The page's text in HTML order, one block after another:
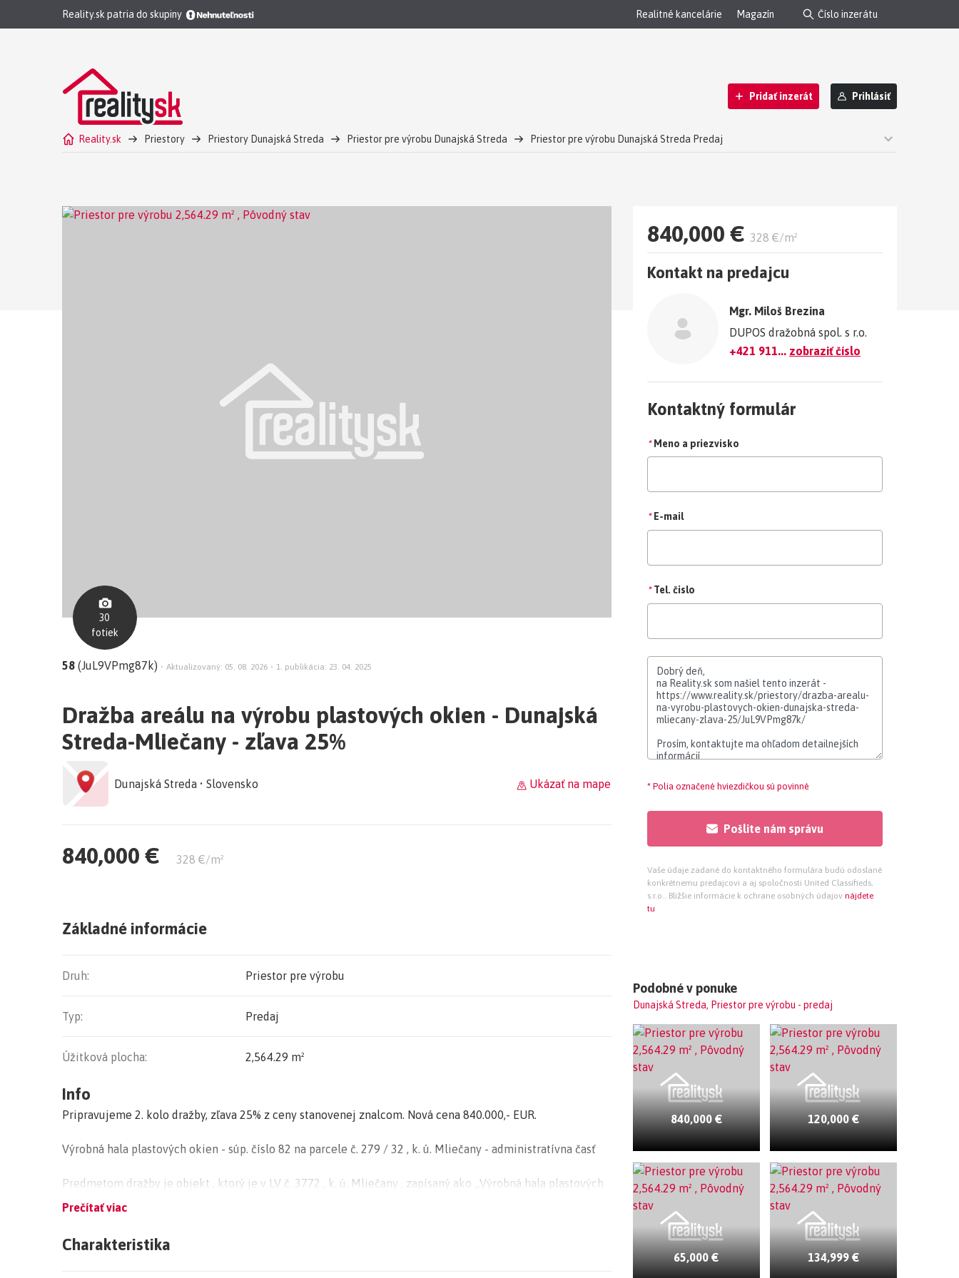
Reality.sk patria do skupiny Realitné kancelárie Magazín
Pridať inzerát Prihlásiť
Reality.sk Priestory Priestory Dunajská Streda Priestor pre výrobu Dunajská Streda
Priestor pre výrobu Dunajská Streda Predaj
30
fotiek
58 (JuL9VPmg87k) • Aktualizovaný: 05. 08. 2026 • 1. publikácia: 23. 04. 2025
Dražba areálu na výrobu plastových okien - Dunajská
Streda-Mliečany - zľava 25%
Dunajská Streda • Slovensko Ukázať na mape
840,000 € 328 €/m²
Základné informácie
Druh: Priestor pre výrobu
Typ: Predaj
Úžitková plocha: 2,564.29 m²
Info
Pripravujeme 2. kolo dražby, zľava 25% z ceny stanovenej znalcom. Nová cena 840.000,- EUR.
Výrobná hala plastových okien - súp. číslo 82 na parcele č. 279 / 32 , k. ú. Mliečany - administratívna časť
Predmetom dražby je objekt , ktorý je v LV č. 3772 , k. ú. Mliečany , zapísaný ako „Výrobná hala plastových
okien „ so súp. číslom 82 na parcele č. 279 / 32. Vek „ Výrobnej haly plastových okien „ je 15 rokov
skladové priestory majú nosnú oceľovú montovanú konštrukciu, ktorá je z vonkajšej strany opláštená
Prečítať viac
Charakteristika
840,000 € 328 €/m²
Kontakt na predajcu
Mgr. Miloš Brezina
DUPOS dražobná spol. s r.o.
+421 911... zobraziť číslo
Kontaktný formulár
* Meno a priezvisko
* E-mail
* Tel. čislo
* Polia označené hviezdičkou sú povinné
Pošlite nám správu
Vaše údaje zadané do kontaktného formulára budú odoslané
konkrétnemu predajcovi a aj spoločnosti United Classifieds,
s.r.o.. Bližšie informácie k ochrane osobných údajov nájdete
tu
Podobné v ponuke
Dunajská Streda, Priestor pre výrobu - predaj
840,000 € 120,000 €
65,000 € 134,999 €